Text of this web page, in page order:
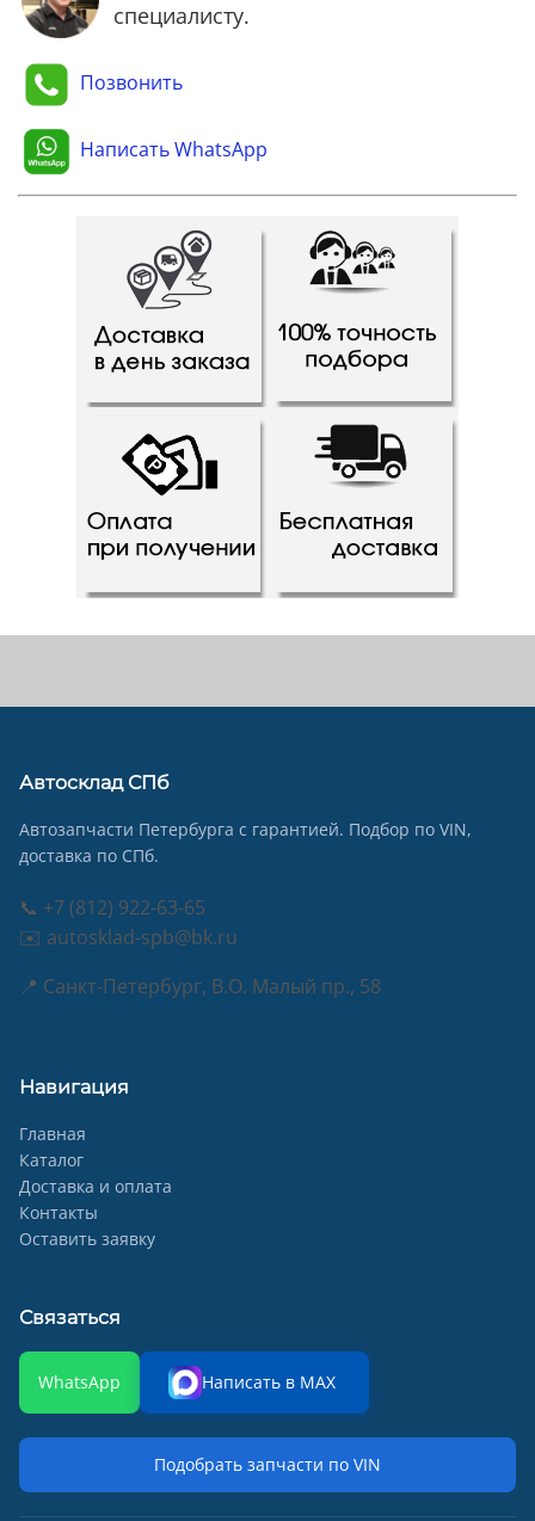
специалисту.
Позвонить
Написать WhatsApp
Автосклад СПб
Автозапчасти Петербурга с гарантией. Подбор по VIN,
доставка по СПб.
📞 +7 (812) 922-63-65
✉️ autosklad-spb@bk.ru
📍 Санкт-Петербург, В.О. Малый пр., 58
Навигация
Главная
Каталог
Доставка и оплата
Контакты
Оставить заявку
Связаться
WhatsApp Написать в MAX
Подобрать запчасти по VIN